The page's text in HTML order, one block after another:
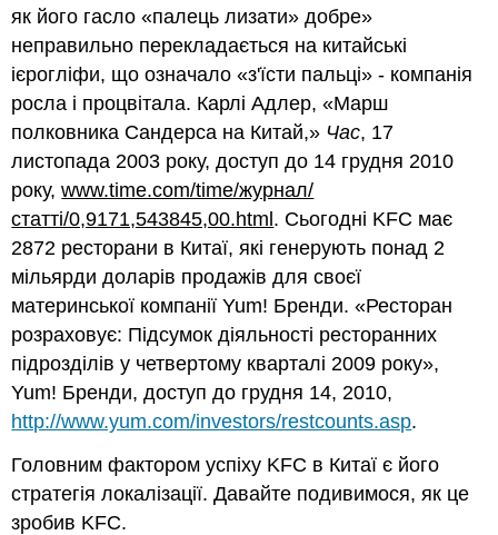
як його гасло «палець лизати» добре»
неправильно перекладається на китайські
ієрогліфи, що означало «з'їсти пальці» - компанія
росла і процвітала. Карлі Адлер, «Марш
полковника Сандерса на Китай,» Час, 17
листопада 2003 року, доступ до 14 грудня 2010
року,www.time.com/time/журнал/
статті/0,9171,543845,00.html. Сьогодні KFC має
2872 ресторани в Китаї, які генерують понад 2
мільярди доларів продажів для своєї
материнської компанії Yum! Бренди. «Ресторан
розраховує: Підсумок діяльності ресторанних
підрозділів у четвертому кварталі 2009 року»,
Yum! Бренди, доступ до грудня 14, 2010,
http://www.yum.com/investors/restcounts.asp.
Головним фактором успіху KFC в Китаї є його
стратегія локалізації. Давайте подивимося, як це
зробив KFC.